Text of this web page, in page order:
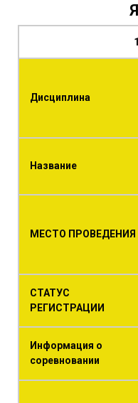
Дисциплина
Название
МЕСТО ПРОВЕДЕНИЯ
СТАТУС
РЕГИСТРАЦИИ
Информация о
соревновании